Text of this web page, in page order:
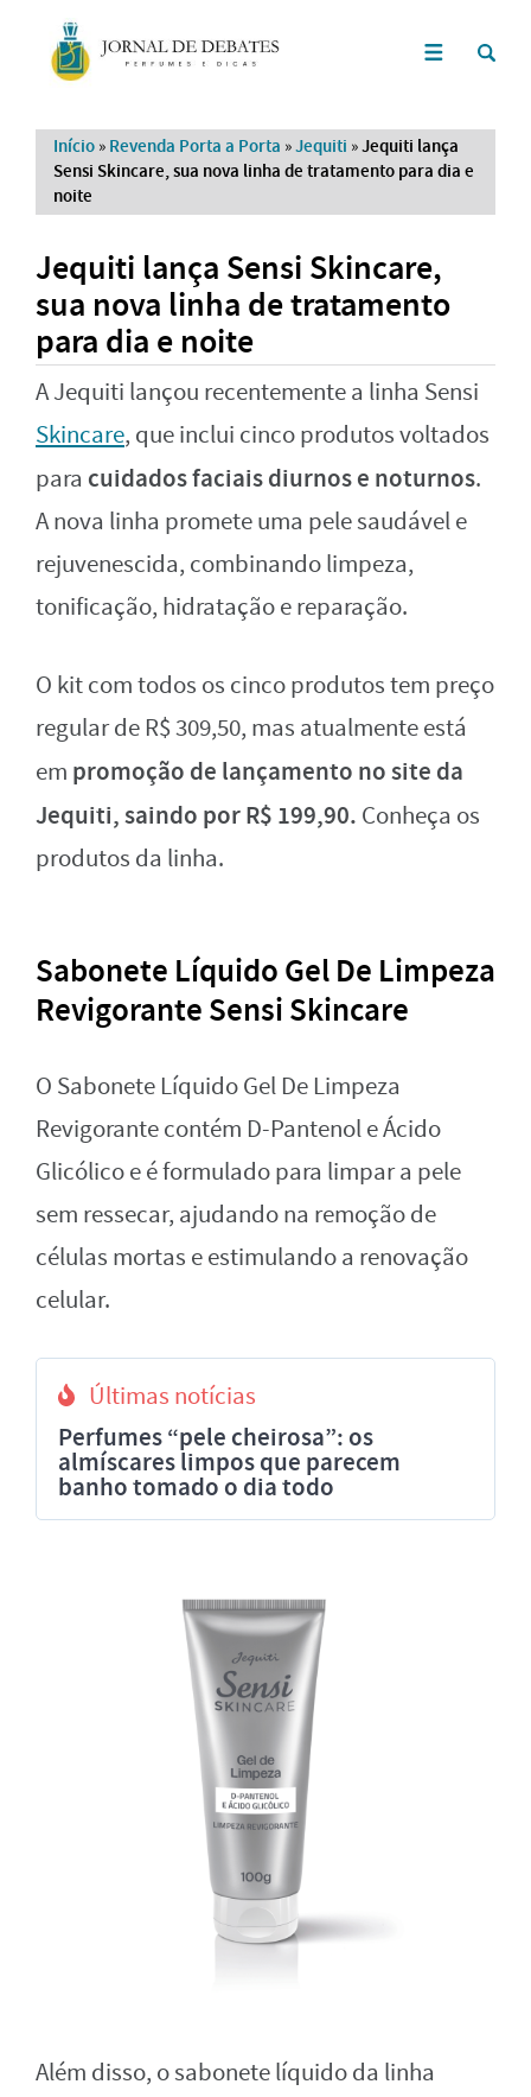
Início » Revenda Porta a Porta »Jequiti »Jequiti lança
Sensi Skincare, sua nova linha de tratamento para dia e
noite
Jequiti lança Sensi Skincare,
sua nova linha de tratamento
para dia e noite
A Jequiti lançou recentemente a linha Sensi
Skincare, que inclui cinco produtos voltados
para cuidados faciais diurnos e noturnos.
A nova linha promete uma pele saudável e
rejuvenescida, combinando limpeza,
tonificação, hidratação e reparação.
O kit com todos os cinco produtos tem preço
regular de R$309,50, mas atualmente está
em promoção de lançamento no site da
Jequiti, saindo porR$ 199,90. Conheça os
produtos da linha.
Sabonete Líquido Gel De Limpeza
Revigorante Sensi Skincare
O Sabonete Líquido Gel De Limpeza
Revigorante contém D-Pantenol e Ácido
Glicólico e é formulado para limpar a pele
sem ressecar, ajudando na remoção de
células mortas e estimulando a renovação
celular.
Últimas notícias
Perfumes “pele cheirosa”: os
almíscares limpos que parecem
banho tomado o dia todo
Além disso, o sabonete líquido da linha